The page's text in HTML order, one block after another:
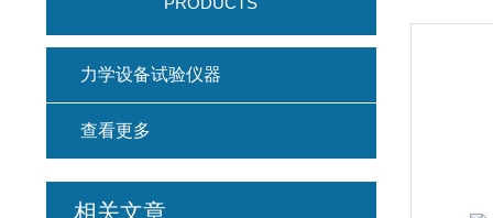
力学设备试验仪器
查看更多
相关文章